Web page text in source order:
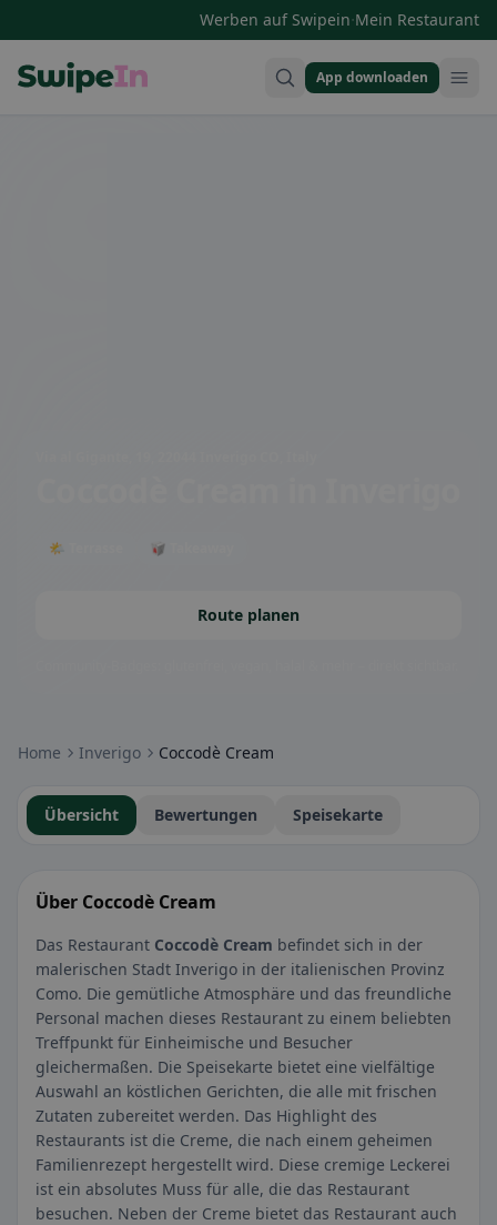
Werben auf Swipein·Mein Restaurant
App downloaden
🌤 Terrasse 🥡 Takeaway
Route planen
Home Inverigo Coccodè Cream
Übersicht Bewertungen Speisekarte
Über Coccodè Cream
Das Restaurant Coccodè Cream befindet sich in der
malerischen Stadt Inverigo in der italienischen Provinz
Como. Die gemütliche Atmosphäre und das freundliche
Personal machen dieses Restaurant zu einem beliebten
Treffpunkt für Einheimische und Besucher
gleichermaßen. Die Speisekarte bietet eine vielfältige
Auswahl an köstlichen Gerichten, die alle mit frischen
Zutaten zubereitet werden. Das Highlight des
Restaurants ist die Creme, die nach einem geheimen
Familienrezept hergestellt wird. Diese cremige Leckerei
ist ein absolutes Muss für alle, die das Restaurant
besuchen. Neben der Creme bietet das Restaurant auch